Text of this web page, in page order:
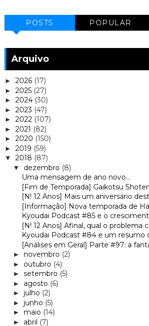
POSTS POPULAR
Arquivo
► 2026 (17)
► 2025 (27)
► 2024 (30)
► 2023 (47)
► 2022 (107)
► 2021 (82)
► 2020 (150)
► 2019 (59)
▼ 2018 (87)
▼ dezembro (8)
Uma mensagem de ano novo...
[Fim de Temporada] Gaikotsu
[N! 12 Anos] Mais um aniversário
[Informação] Nova temporada de
Kyoudai Podcast #85 e o
[N! 12 Anos] Afinal, qual o problema
Kyoudai Podcast #84 e um resumo
[Análises em Geral] Parte #97: a
► novembro (2)
► outubro (4)
► setembro (5)
► agosto (6)
► julho (2)
► junho (5)
► maio (14)
► abril (7)